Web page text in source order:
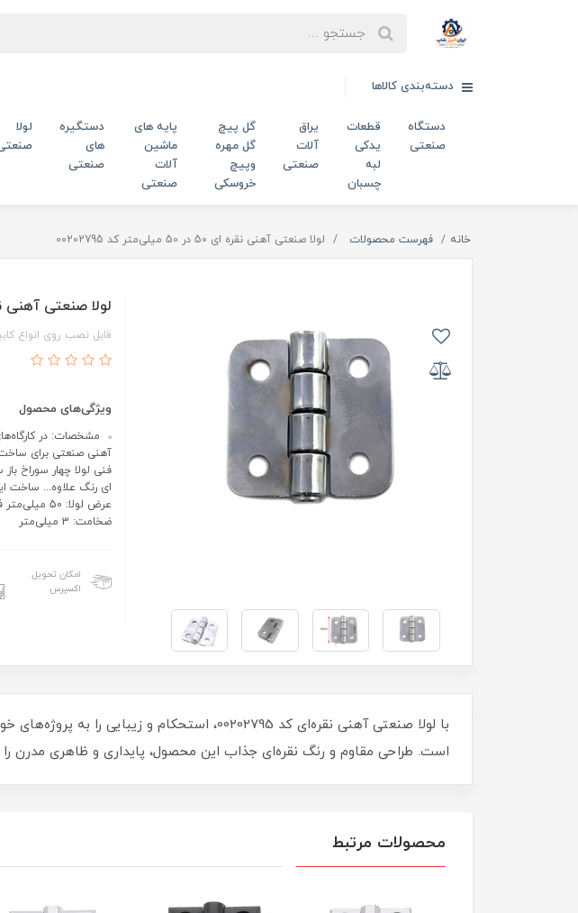
دسته‌بندی کالاها
دستگاه
صنعتی
قطعات
یدکی
لبه
چسبان
یراق
آلات
صنعتی
گل پیچ
گل مهره
وپیچ
خروسکی
پایه های
ماشین
آلات
صنعتی
دستگیره
های
صنعتی
لولا
خانه فهرست محصولات لولا صنعتی آهنی نقره ای 50 در 50 میلی‌متر کد 00202795
لولا صنعتی آهنی نقره ای 50 در 50
قابل نصب روی انواع
ویژگی‌های محصول
مشخصات: در
آهنی صنعتی برای
فنی لولا چهار سوراخ
ضخامت: 3 میلی‌متر
امکان تحویل
اکسپرس
است. طراحی مقاوم و رنگ نقره‌ای جذاب این محصول، پایداری و ظاهری مدرن
محصولات مرتبط